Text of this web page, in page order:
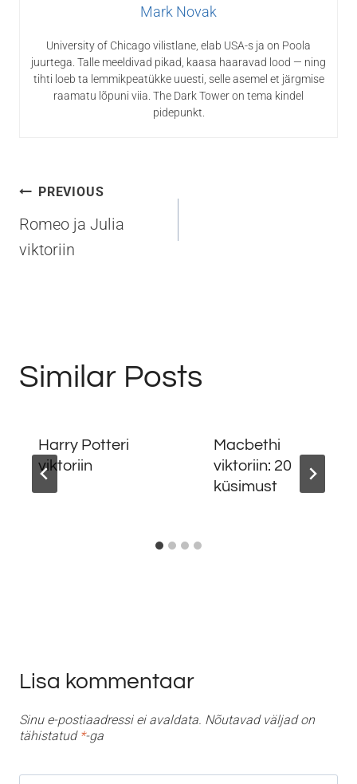
Mark Novak
University of Chicago vilistlane, elab USA-s ja on Poola
juurtega. Talle meeldivad pikad, kaasa haaravad lood — ning
tihti loeb ta lemmikpeatükke uuesti, selle asemel et järgmise
raamatu lõpuni viia. The Dark Tower on tema kindel
pidepunkt.
Navigeerimine
PREVIOUS
Romeo ja Julia
viktoriin
Similar Posts
Harry Potteri
viktoriin
Macbethi
viktoriin: 20
küsimust
Lisa kommentaar
Sinu e-postiaadressi ei avaldata. Nõutavad väljad on
tähistatud *-ga